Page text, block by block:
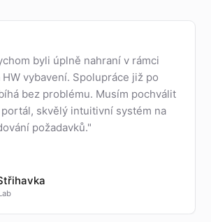
byli úplně nahraní v rámci
vybavení. Spolupráce již po
bez problému. Musím pochválit
skvělý intuitivní systém na
požadavků."